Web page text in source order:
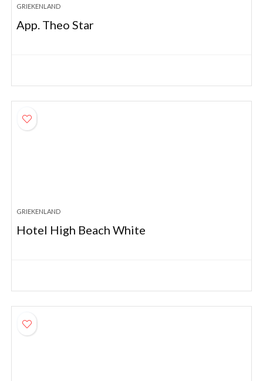
GRIEKENLAND
App. Theo Star
GRIEKENLAND
Hotel High Beach White